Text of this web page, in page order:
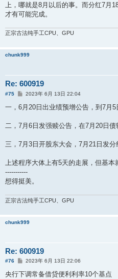
上，哪就是8月以后的事。而分红7月
才有可能完成。
正宗古法纯手工CPU、GPU
chunk999
Re: 600919
#75
帖
2023年 6月 13日 22:04
一，6月20日出业绩预增公告，到7月5
二，7月6日发强赎公告，在7月20日债
三，7月3日开股东大会，7月21日发分
上述程序大体上有5天的走展，但基本
-----------
想得挺美。
正宗古法纯手工CPU、GPU
chunk999
Re: 600919
#76
帖
2023年 6月 13日 22:06
央行下调常备借贷便利利率10个基点